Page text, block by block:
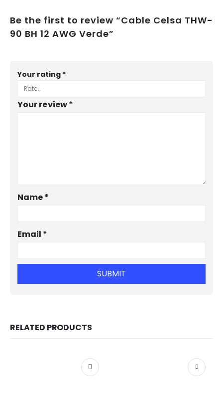
Be the first to review “Cable Celsa THW-
90 BH 12 AWG Verde”
Your rating *
Your review*
Name*
Email *
RELATED PRODUCTS